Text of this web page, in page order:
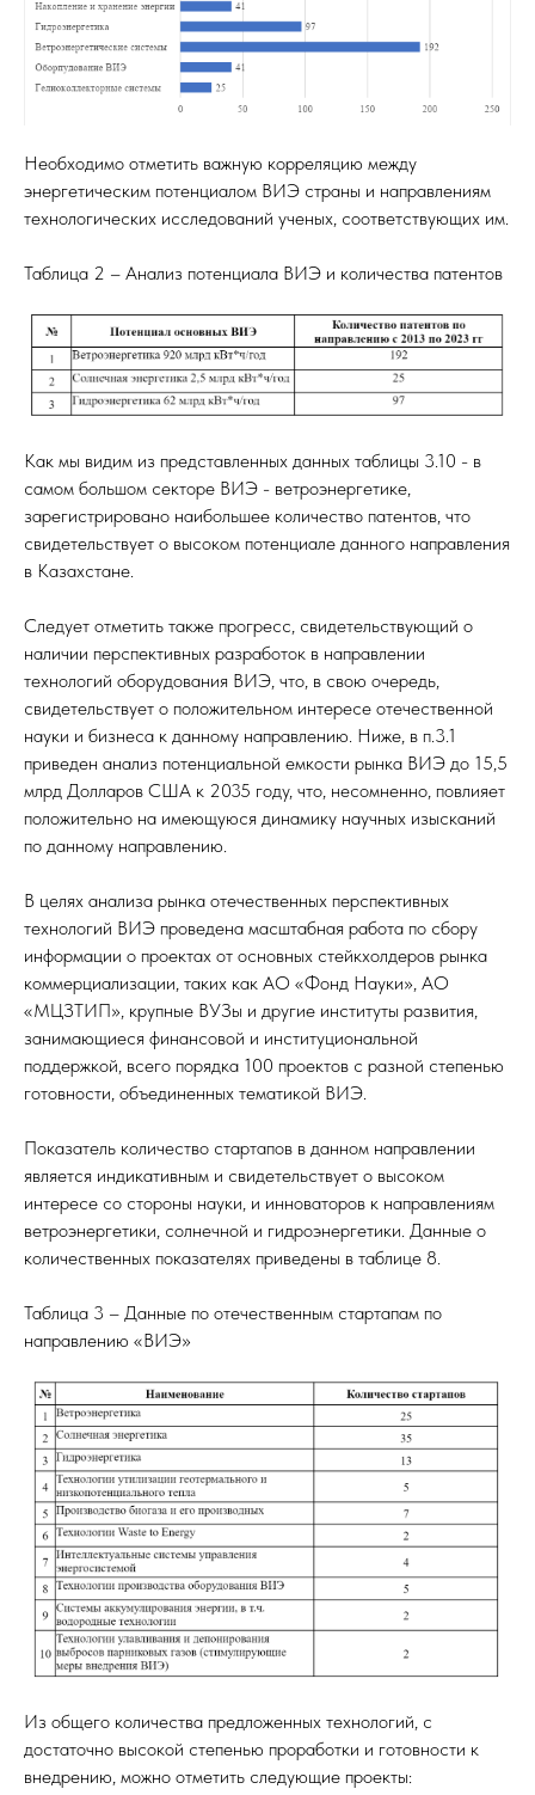
Необходимо отметить важную корреляцию между
энергетическим потенциалом ВИЭ страны и направлениям
технологических исследований ученых, соответствующих им.
Таблица 2 – Анализ потенциала ВИЭ и количества патентов
Как мы видим из представленных данных таблицы 3.10 - в
самом большом секторе ВИЭ - ветроэнергетике,
зарегистрировано наибольшее количество патентов, что
свидетельствует о высоком потенциале данного направления
в Казахстане.
Следует отметить также прогресс, свидетельствующий о
наличии перспективных разработок в направлении
технологий оборудования ВИЭ, что, в свою очередь,
свидетельствует о положительном интересе отечественной
науки и бизнеса к данному направлению. Ниже, в п.3.1
приведен анализ потенциальной емкости рынка ВИЭ до 15,5
млрд Долларов США к 2035 году, что, несомненно, повлияет
положительно на имеющуюся динамику научных изысканий
по данному направлению.
В целях анализа рынка отечественных перспективных
технологий ВИЭ проведена масштабная работа по сбору
информации о проектах от основных стейкхолдеров рынка
коммерциализации, таких как АО «Фонд Науки», АО
«МЦЗТИП», крупные ВУЗы и другие институты развития,
занимающиеся финансовой и институциональной
поддержкой, всего порядка 100 проектов с разной степенью
готовности, объединенных тематикой ВИЭ.
Показатель количество стартапов в данном направлении
является индикативным и свидетельствует о высоком
интересе со стороны науки, и инноваторов к направлениям
ветроэнергетики, солнечной и гидроэнергетики. Данные о
количественных показателях приведены в таблице 8.
Таблица 3 – Данные по отечественным стартапам по
направлению «ВИЭ»
Из общего количества предложенных технологий, с
достаточно высокой степенью проработки и готовности к
внедрению, можно отметить следующие проекты: